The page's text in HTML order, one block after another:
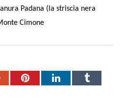
Padana (la striscia nera
Cimone
Google+PinterestLinkedInTumblr